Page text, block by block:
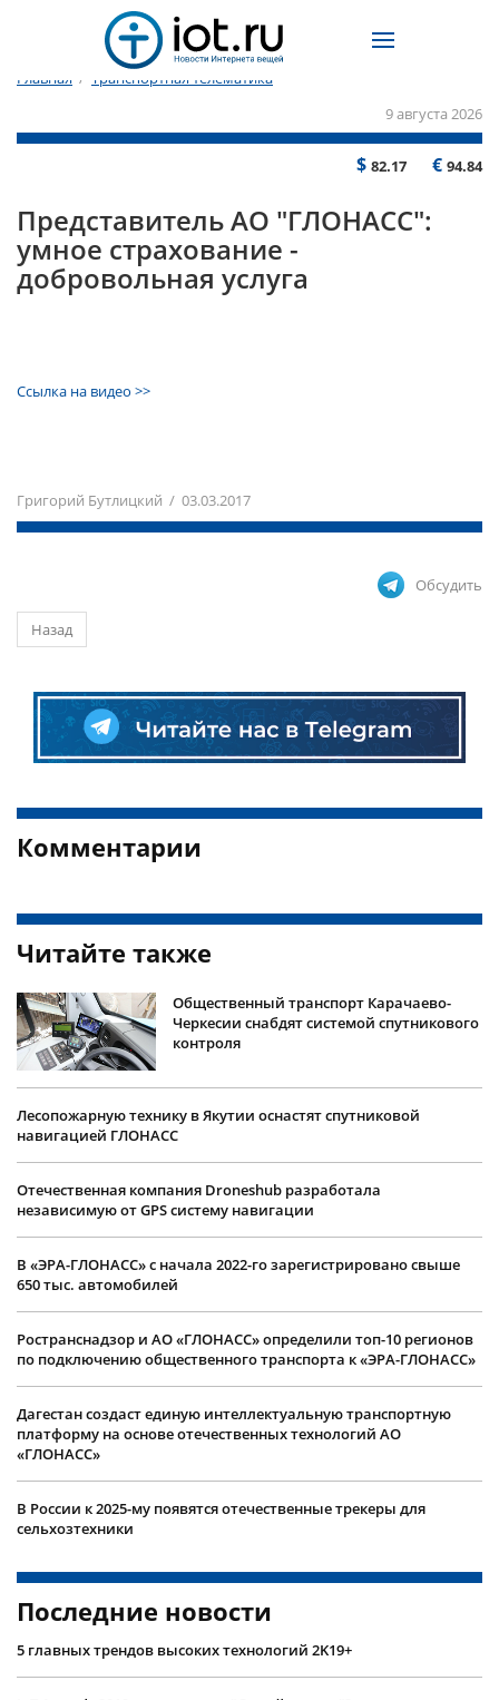
Главная /
Транспортная телематика
9 августа 2026
$ 82.17 € 94.84
Представитель АО "ГЛОНАСС":
умное страхование -
добровольная услуга
Ссылка на видео >>
Григорий Бутлицкий / 03.03.2017
Обсудить
Назад
Комментарии
Читайте также
Общественный транспорт Карачаево-
Черкесии снабдят системой спутникового
контроля
Лесопожарную технику в Якутии оснастят спутниковой
навигацией ГЛОНАСС
Отечественная компания Droneshub разработала
независимую от GPS систему навигации
В «ЭРА-ГЛОНАСС» с начала 2022-го зарегистрировано свыше
650 тыс. автомобилей
Ространснадзор и АО «ГЛОНАСС» определили топ-10 регионов
по подключению общественного транспорта к «ЭРА-ГЛОНАСС»
Дагестан создаст единую интеллектуальную транспортную
платформу на основе отечественных технологий АО
«ГЛОНАСС»
В России к 2025-му появятся отечественные трекеры для
сельхозтехники
Последние новости
5 главных трендов высоких технологий 2K19+